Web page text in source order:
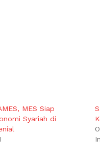
MES Siap
Syariah di